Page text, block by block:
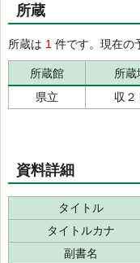
所蔵
所蔵は 1 件です。現在の
所蔵館 所蔵
県立
収２
資料詳細
タイトル
タイトルカナ
副書名